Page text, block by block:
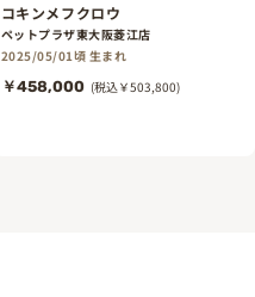
コキンメフクロウ
ペットプラザ東大阪菱江店
2025/05/01頃 生まれ
￥458,000 (税込￥503,800)